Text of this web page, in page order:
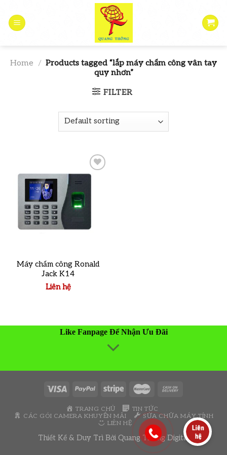
content
Home / Products tagged “lắp máy chấm công vân tay
quy nhơn”
FILTER
Add to
wishlist
Máy chấm công Ronald
Jack K14
Liên hệ
Like Fanpage Để Nhận Ưu Đãi
TRANG CHỦ
TIN TỨC
CÁC GÓI CAMERA KHUYẾN MÃI
SỬA CHỮA MÁY TÍNH
LIÊN HỆ
Thiết Kế & Duy Trì Bởi Quang Thông Digital